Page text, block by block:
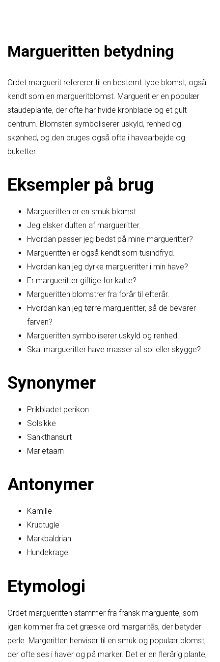
Margueritten betydning
Ordet marguerit refererer til en bestemt type blomst, også
kendt som en margueritblomst. Marguerit er en populær
staudeplante, der ofte har hvide kronblade og et gult
centrum. Blomsten symboliserer uskyld, renhed og
skønhed, og den bruges også ofte i havearbejde og
buketter.
Eksempler på brug
Margueritten er en smuk blomst.
Jeg elsker duften af margueritter.
Hvordan passer jeg bedst på mine margueritter?
Margueritten er også kendt som tusindfryd.
Hvordan kan jeg dyrke margueritter i min have?
Er margueritter giftige for katte?
Margueritten blomstrer fra forår til efterår.
Hvordan kan jeg tørre margueritter, så de bevarer
farven?
Margueritten symboliserer uskyld og renhed.
Skal margueritter have masser af sol eller skygge?
Synonymer
Prikbladet perikon
Solsikke
Sankthansurt
Marietaarn
Antonymer
Kamille
Krudtugle
Markbaldrian
Hundekrage
Etymologi
Ordet margueritten stammer fra fransk marguerite, som
igen kommer fra det græske ord margaritēs, der betyder
perle. Margeritten henviser til en smuk og populær blomst,
der ofte ses i haver og på marker. Det er en flerårig plante,